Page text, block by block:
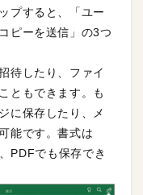
プすると、「ユー
ピーを送信」の3つ
待したり、ファイ
ともできます。も
に保存したり、メ
能です。書式は
PDFでも保存でき